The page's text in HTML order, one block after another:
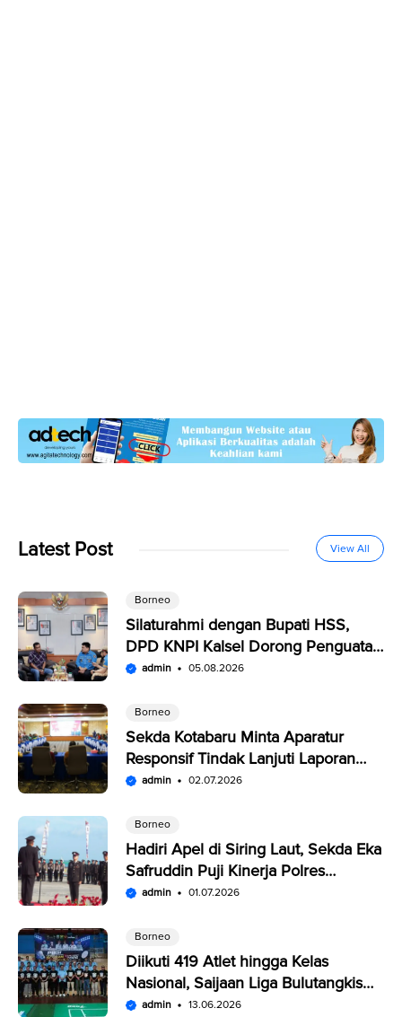
Latest Post View All
Borneo
Silaturahmi dengan Bupati HSS,
DPD KNPI Kalsel Dorong Penguatan
SDM Pemuda
admin 05.08.2026
Borneo
Sekda Kotabaru Minta Aparatur
Responsif Tindak Lanjuti Laporan
Warga di SP4N-LAPOR
admin 02.07.2026
Borneo
Hadiri Apel di Siring Laut, Sekda Eka
Safruddin Puji Kinerja Polres
Kotabaru
admin 01.07.2026
Borneo
Diikuti 419 Atlet hingga Kelas
Nasional, Saijaan Liga Bulutangkis
Memperebutkan Rp109,5 Juta
admin 13.06.2026